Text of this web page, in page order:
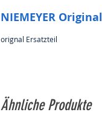
NIEMEYER Original
orignal Ersatzteil
Ähnliche Produkte